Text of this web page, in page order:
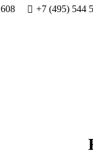
+7 (495) 544